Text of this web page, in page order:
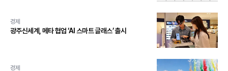
경제
광주신세계, 메타 협업 ‘AI 스마트 글래스’ 출시
경제